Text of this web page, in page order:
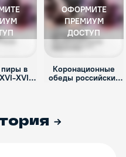
в
XVII
ОФОРМИТЕ
ПРЕМИУМ
ДОСТУП
Коронационные
обеды российских